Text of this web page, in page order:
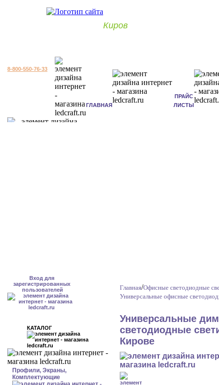
Киров
8-800-550-76-33
ГЛАВНАЯ
ПРАЙС
ЛИСТЫ
Вход для
зарегистрированных
пользователей
КАТАЛОГ
Профили, Экраны,
Комплектующие
Главная/Офисные светодиодные
Универсальные офисные
Универсальные
светодиодные
Кирове